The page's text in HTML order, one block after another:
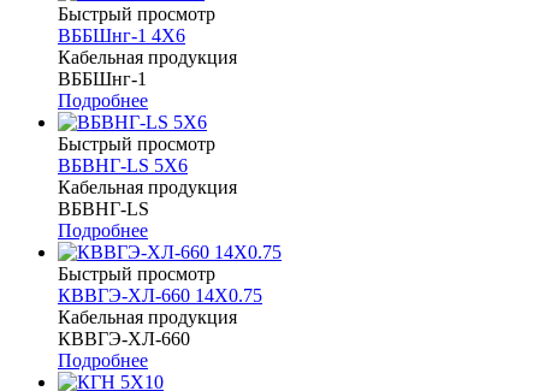
Быстрый просмотр
ВББШнг-1 4Х6
Кабельная продукция
ВББШнг-1
Подробнее
Быстрый просмотр
ВБВНГ-LS 5Х6
Кабельная продукция
ВБВНГ-LS
Подробнее
Быстрый просмотр
КВВГЭ-ХЛ-660 14Х0.75
Кабельная продукция
КВВГЭ-ХЛ-660
Подробнее